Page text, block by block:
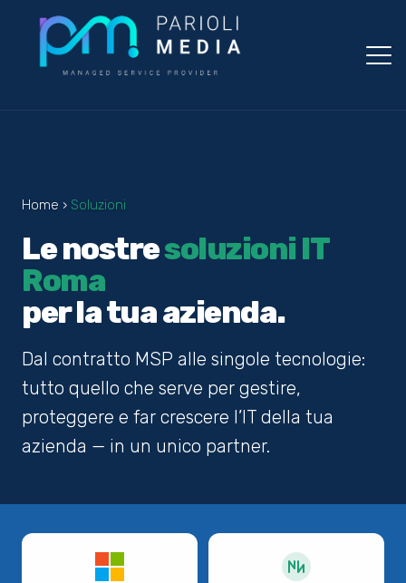
Salta
Home › Soluzioni
Le nostresoluzioni IT
Roma
per la tua azienda.
Dal contratto MSP alle singole tecnologie:
tutto quello che serve per gestire,
proteggere e far crescere l’IT della tua
azienda — in un unico partner.